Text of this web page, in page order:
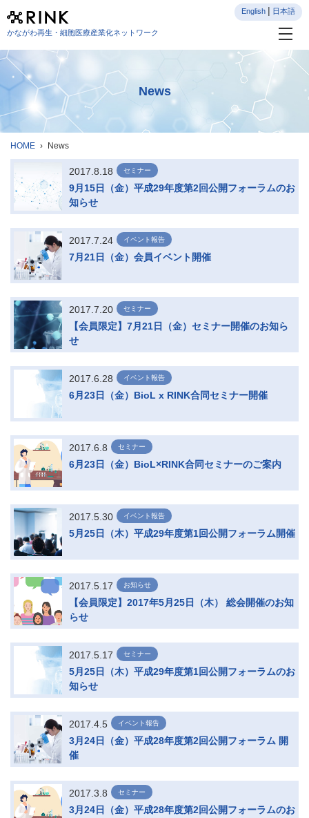
かながわ再生・細胞医療産業化ネットワーク
English 日本語
News
HOME News
2017.8.18 セミナー
9月15日（金）平成29年度第2回公開フォーラムのお
知らせ
2017.7.24 イベント報告
7月21日（金）会員イベント開催
2017.7.20 セミナー
【会員限定】7月21日（金）セミナー開催のお知ら
せ
2017.6.28 イベント報告
6月23日（金）BioL x RINK合同セミナー開催
2017.6.8 セミナー
6月23日（金）BioL×RINK合同セミナーのご案内
2017.5.30 イベント報告
5月25日（木）平成29年度第1回公開フォーラム開催
2017.5.17 お知らせ
【会員限定】2017年5月25日（木） 総会開催のお知
らせ
2017.5.17 セミナー
5月25日（木）平成29年度第1回公開フォーラムのお
知らせ
2017.4.5 イベント報告
3月24日（金）平成28年度第2回公開フォーラム 開
催
2017.3.8 セミナー
3月24日（金）平成28年度第2回公開フォーラムのお